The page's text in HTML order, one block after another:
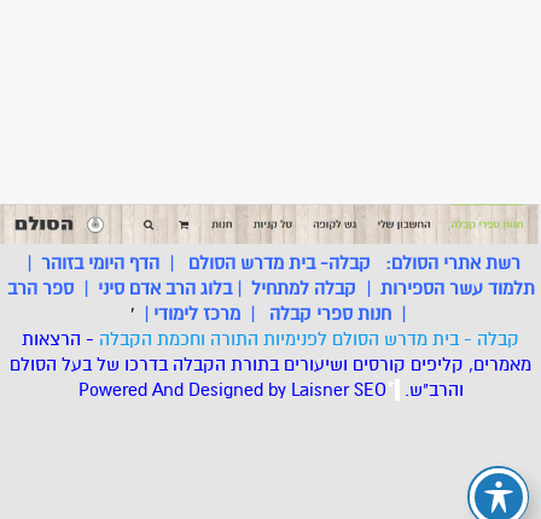
רשת אתרי הסולם: קבלה- בית מדרש הסולם |הדף היומי בזוהר |
תלמוד עשר הספירות | קבלה למתחיל |בלוג הרב אדם סיני |ספר הרב
| חנות ספרי קבלה | מרכז לימודי |
'
קבלה - בית מדרש הסולם לפנימיות התורה וחכמת הקבלה - הרצאות
מאמרים, קליפים קורסים ושיעורים בתורת הקבלה בדרכו של בעל הסולם
והרב"ש. *
Powered And Designed by LaisnerSEO